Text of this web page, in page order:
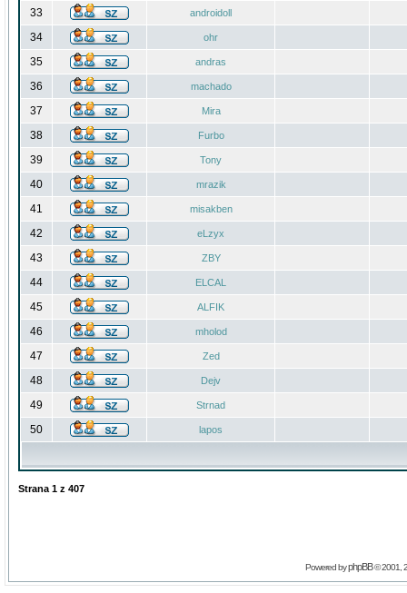
33 androidoll
34 ohr
35 andras
36 machado
37 Mira
38 Furbo
39 Tony
40 mrazik
41 misakben
42 eLzyx
43 ZBY
44 ELCAL
45 ALFIK
46 mholod
47 Zed
48 Dejv
49 Strnad
50 lapos
Strana 1 z 407
Powered byphpBB© 2001,